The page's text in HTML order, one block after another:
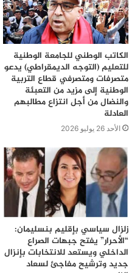
الكاتب الوطني للجامعة الوطنية
للتعليم (التوجه الديمقراطي) يدعو
متصرفات ومتصرفي قطاع التربية
الوطنية إلى مزيد من التعبئة
والنضال من أجل انتزاع مطالبهم
العادلة
الأحد 26 يوليو 2026
زلزال سياسي بإقليم بنسليمان:
“الأحرار” يفتح جبهات الصراع
الداخلي ويستعد للانتخابات بإنزال
جديد وترشيح مفاجئ لسعاد